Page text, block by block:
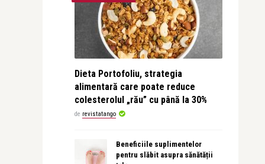
Dieta Portofoliu, strategia
alimentară care poate reduce
colesterolul „rău” cu până la 30%
de revistatango
Beneficiile suplimentelor
pentru slăbit asupra sănătății